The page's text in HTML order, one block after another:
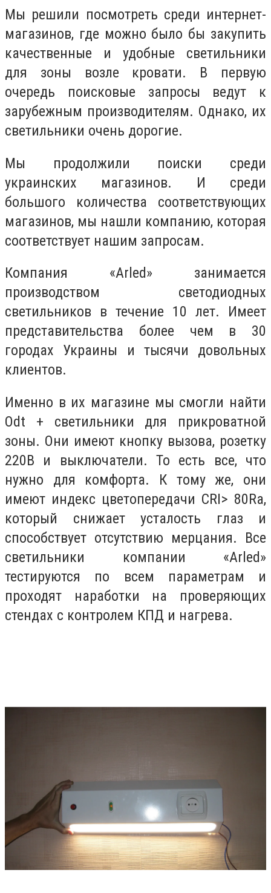
Мы решили посмотреть среди интернет-
магазинов, где можно было бы закупить
качественные и удобные светильники
для зоны возле кровати. В первую
очередь поисковые запросы ведут к
зарубежным производителям. Однако, их
светильники очень дорогие.
Мы продолжили поиски среди
украинских магазинов. И среди
большого количества соответствующих
магазинов, мы нашли компанию, которая
соответствует нашим запросам.
Компания «Arled» занимается
производством светодиодных
светильников в течение 10 лет. Имеет
представительства более чем в 30
городах Украины и тысячи довольных
клиентов.
Именно в их магазине мы смогли найти
Odt + светильники для прикроватной
зоны. Они имеют кнопку вызова, розетку
220В и выключатели. То есть все, что
нужно для комфорта. К тому же, они
имеют индекс цветопередачи CRI> 80Ra,
который снижает усталость глаз и
способствует отсутствию мерцания. Все
светильники компании «Arled»
тестируются по всем параметрам и
проходят наработки на проверяющих
стендах с контролем КПД и нагрева.